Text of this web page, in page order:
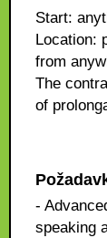
Start:
Location:
from
The
of
-
speaking